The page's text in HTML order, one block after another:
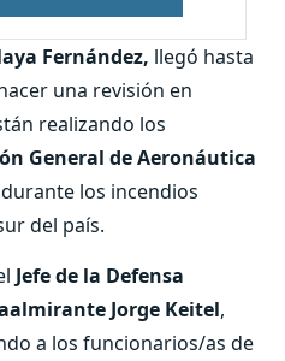
Fernández, llegó hasta
una revisión en
realizando los
General de Aeronáutica
los incendios
del país.
Jefe de la Defensa
Jorge Keitel,
a los funcionarios/as de